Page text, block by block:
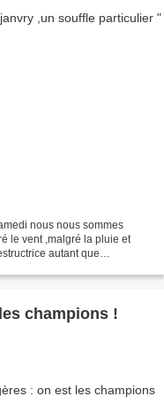
nous nous sommes
le vent ,malgré la pluie et
autant que
Ordures ménagères : on est les champions !